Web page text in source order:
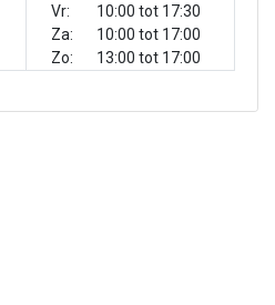
Vr: 10:00 tot 17:30
Za: 10:00 tot 17:00
Zo: 13:00 tot 17:00